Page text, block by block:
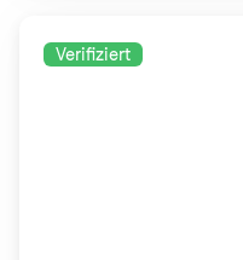
Verifiziert